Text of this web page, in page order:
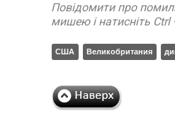
Повідомити про
мишею і натисніть Ctrl
США Великобритания